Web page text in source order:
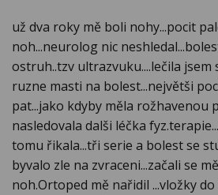
už dva roky mě boli nohy...pocit
noh...neurolog nic
ostruh..tzv ultrazvuku....lečila jsem
ruzne masti na bolest...největši
pat...jako kdyby měla rožhavenou
nasledovala dalši léčka
tomu řikala...tři serie a bolest se
byvalo zle na zvraceni...začali se
noh.Ortoped mě nařidil ...vložky